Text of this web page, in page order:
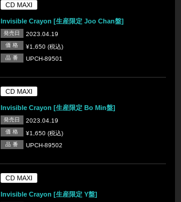
CD MAXI
Invisible Crayon [生産限定 Joo Chan盤]
発売日 2023.04.19
価 格 ¥1,650 (税込)
品 番 UPCH-89501
CD MAXI
Invisible Crayon [生産限定 Bo Min盤]
発売日 2023.04.19
価 格 ¥1,650 (税込)
品 番 UPCH-89502
CD MAXI
Invisible Crayon [生産限定 Y盤]